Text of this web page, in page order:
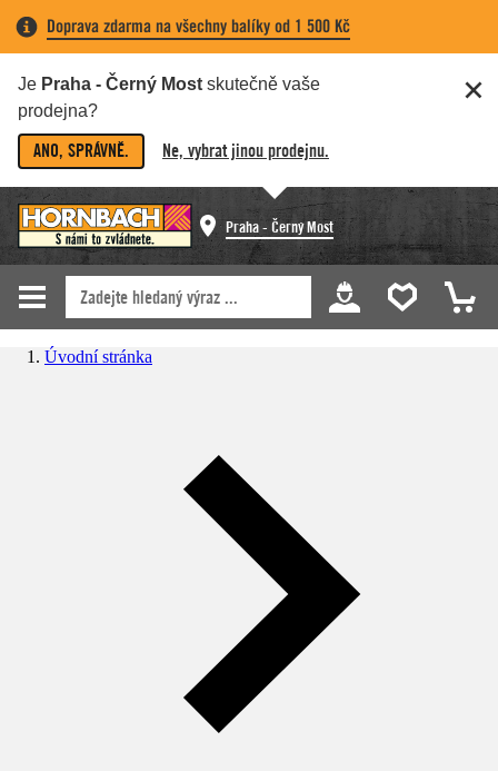
Doprava zdarma na všechny balíky od 1 500 Kč
Je Praha - Černý Most skutečně vaše
prodejna?
ANO, SPRÁVNĚ. Ne, vybrat jinou prodejnu.
Praha - Černý Most
Úvodní stránka